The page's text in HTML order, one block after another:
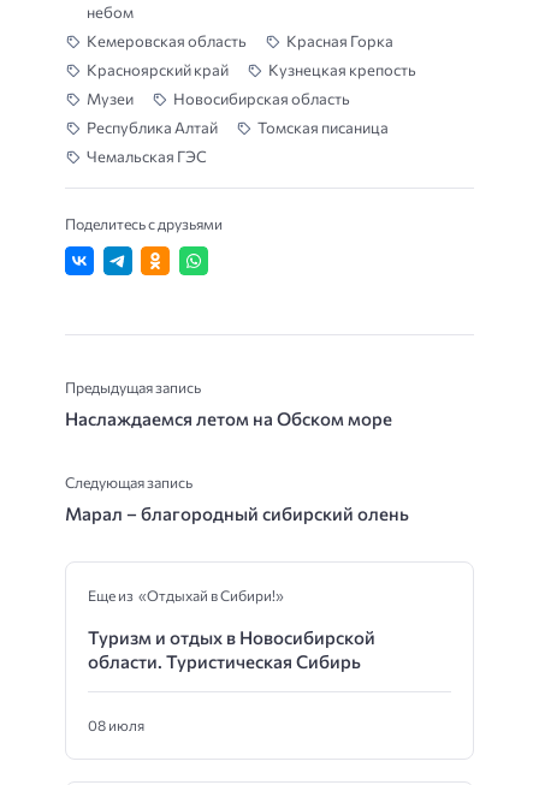
небом
Кемеровская область
Красная Горка
Красноярский край
Кузнецкая крепость
Музеи
Новосибирская область
Республика Алтай
Томская писаница
Чемальская ГЭС
Поделитесь с друзьями
Предыдущая запись
Наслаждаемся летом на Обском море
Следующая запись
Марал – благородный сибирский олень
Еще из «Отдыхай в Сибири!»
Туризм и отдых в Новосибирской
области. Туристическая Сибирь
08 июля